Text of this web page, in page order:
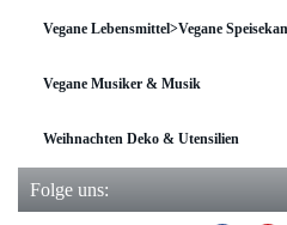
Vegane Lebensmittel>Vegane
Vegane Musiker & Musik
Weihnachten Deko & Utensilien
Folge uns: